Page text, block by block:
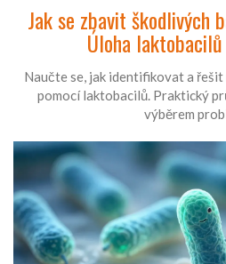
Jak se zbavit škodlivých
Úloha
Naučte se, jak identifikovat a
pomocí laktobacilů. Praktický
výběrem